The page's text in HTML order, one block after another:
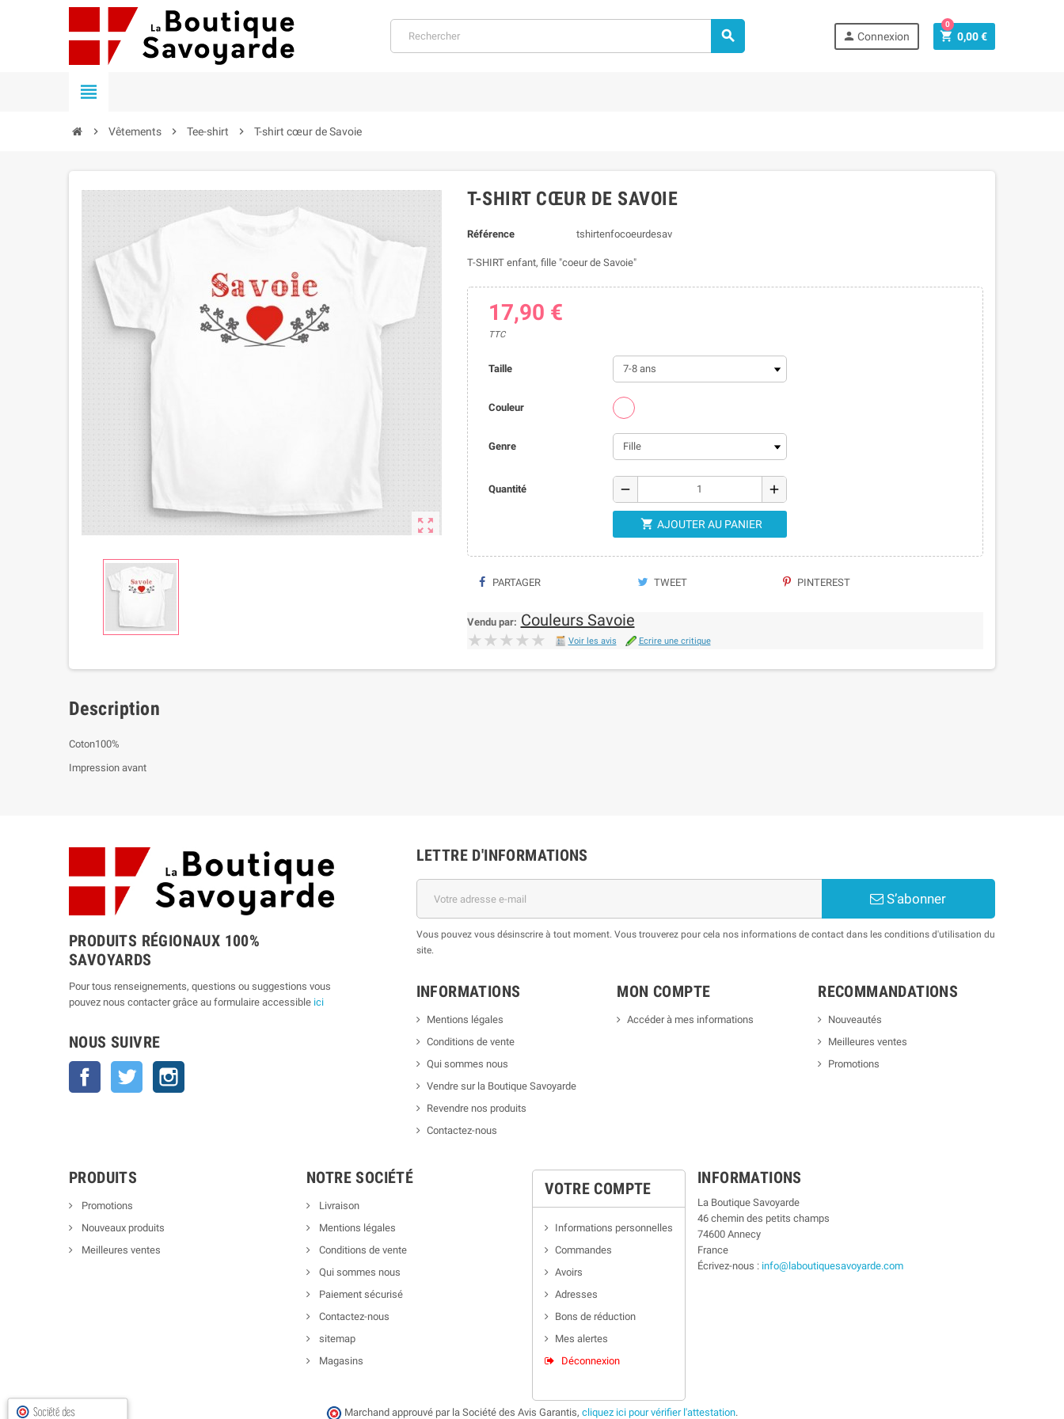
  Connexion  0,00 €
0

 Vêtements  Tee-shirt  T-shirt cœur de Savoie

T-SHIRT CŒUR DE SAVOIE
Référence tshirtenfocoeurdesav
T-SHIRT enfant, fille "coeur de Savoie"
17,90 €
TTC
Taille
Couleur
Genre
Quantité remove add
 AJOUTER AU PANIER
PARTAGER TWEET PINTEREST
Vendu par: Couleurs Savoie
★★★★★
★★★★★ Voir les avis Ecrire une critique
Description
Coton100%
Impression avant
PRODUITS RÉGIONAUX 100%
SAVOYARDS
Pour tous renseignements, questions ou suggestions vous
pouvez nous contacter grâce au formulaire accessible ici
NOUS SUIVRE
Facebook Twitter
LETTRE D'INFORMATIONS
S’abonner
Vous pouvez vous désinscrire à tout moment. Vous trouverez pour cela nos informations de contact dans les conditions d'utilisation du
site.
INFORMATIONS
Mentions légales
Conditions de vente
Qui sommes nous
Vendre sur la Boutique Savoyarde
Revendre nos produits
Contactez-nous
MON COMPTE
Accéder à mes informations
RECOMMANDATIONS
Nouveautés
Meilleures ventes
Promotions
PRODUITS
Promotions
Nouveaux produits
Meilleures ventes
NOTRE SOCIÉTÉ
Livraison
Mentions légales
Conditions de vente
Qui sommes nous
Paiement sécurisé
Contactez-nous
sitemap
Magasins
VOTRE COMPTE
Informations personnelles
Commandes
Avoirs
Adresses
Bons de réduction
Mes alertes
Déconnexion
INFORMATIONS
La Boutique Savoyarde
46 chemin des petits champs
74600 Annecy
France
Écrivez-nous : info@laboutiquesavoyarde.com
Marchand approuvé par la Société des Avis Garantis, cliquez ici pour vérifier l'attestation.